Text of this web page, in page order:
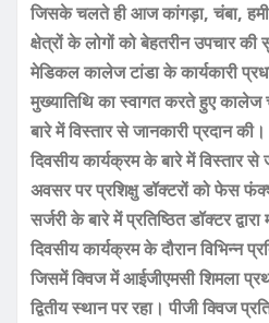
जिसके चलते ही आज कांगड़ा, चंबा,
क्षेत्रों के लोगों को बेहतरीन उपचार
मेडिकल कालेज टांडा के कार्यकारी
मुख्यातिथि का स्वागत करते हुए कालेज
बारे में विस्तार से जानकारी प्रदान की।
दिवसीय कार्यक्रम के बारे में विस्तार
अवसर पर प्रशिक्षु डॉक्टरों को फेस
सर्जरी के बारे में प्रतिष्ठित डॉक्टर
दिवसीय कार्यक्रम के दौरान विभिन्न
जिसमें क्विज में आईजीएमसी शिमला
द्वितीय स्थान पर रहा। पीजी क्विज